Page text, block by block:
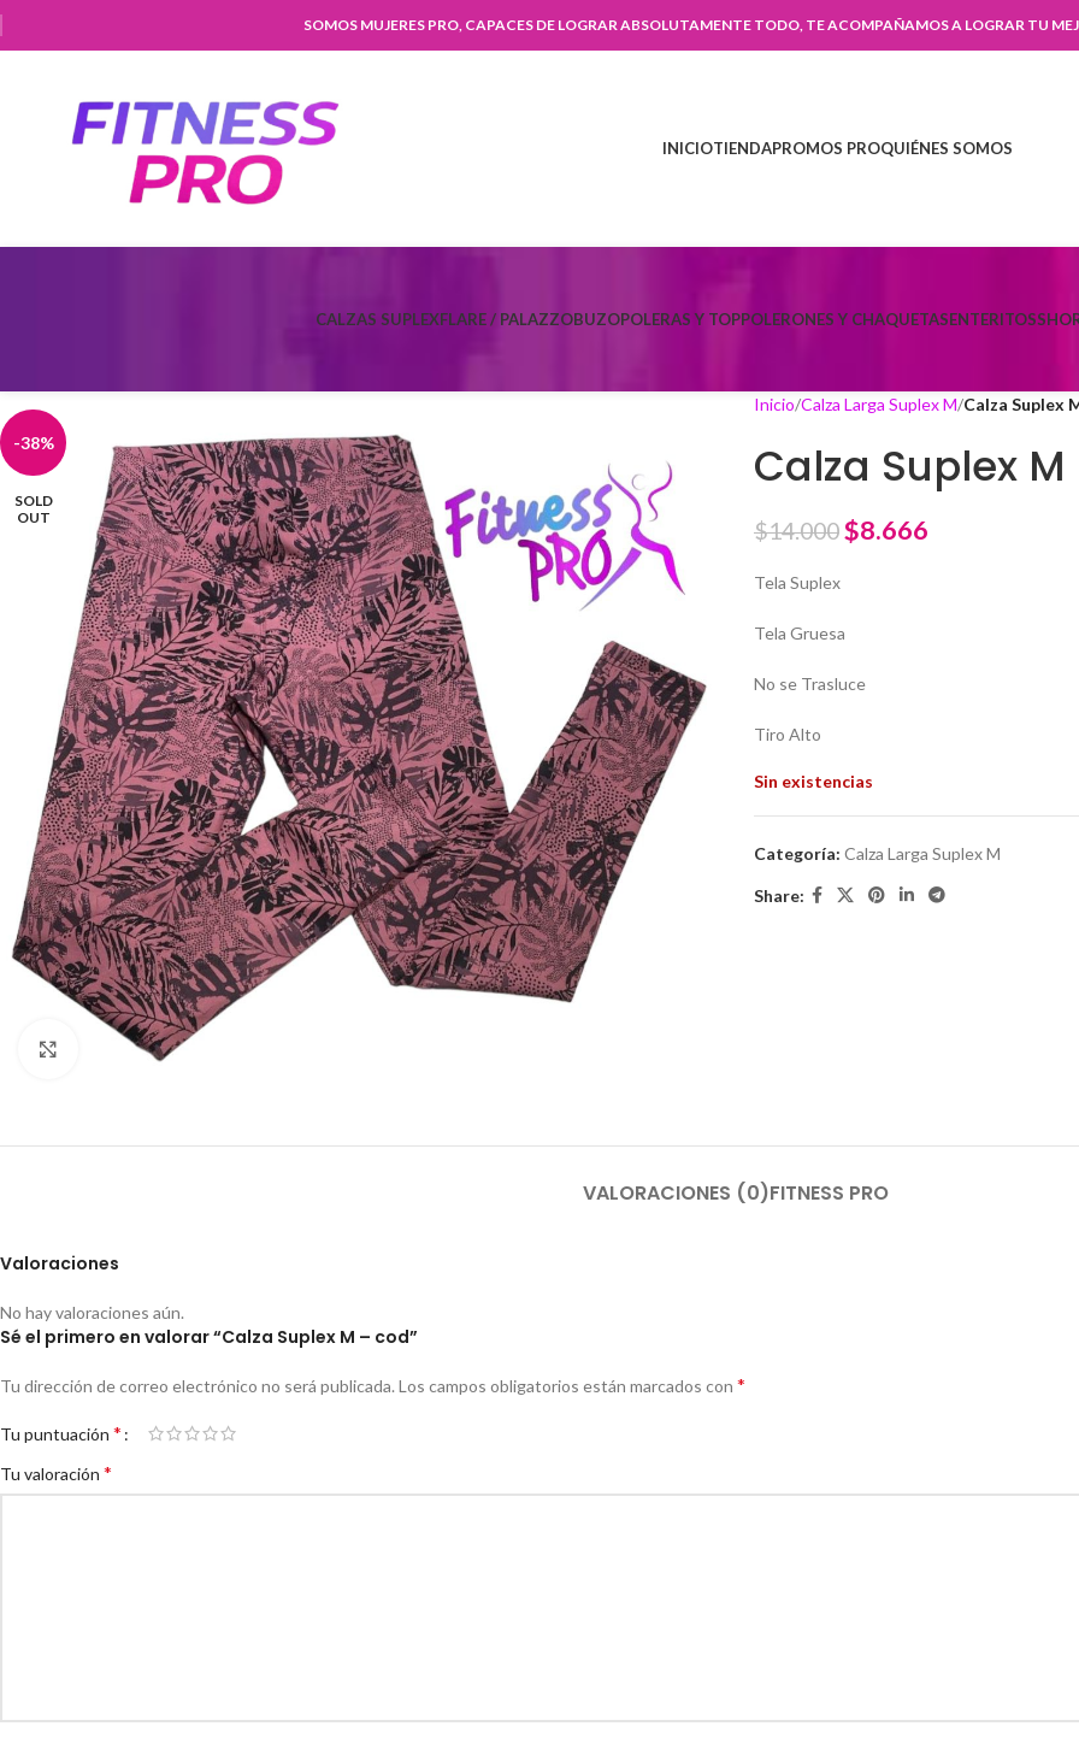
SOMOS MUJERES PRO, CAPACES DE LOGRAR ABSOLUTAMENTE TODO, TE ACOMPAÑAMOS A LOGRAR TU
INICIOTIENDAPROMOS PROQUIÉNES SOMOS
CALZAS SUPLEXFLARE / PALAZZOBUZOPOLERAS Y TOPPOLERONES Y CHAQUETASENTERITOS
-38%
SOLD
OUT
Click to enlarge
Inicio Calza Larga Suplex M Calza Suplex
Calza Suplex
$14.000$8.666
Tela Suplex
Tela Gruesa
No se Trasluce
Tiro Alto
Sin existencias
Categoría: Calza Larga Suplex M
Share:
VALORACIONES (0)FITNESS PRO
Valoraciones
No hay valoraciones aún.
Sé el primero en valorar “Calza Suplex M – cod”
Tu dirección de correo electrónico no será publicada. Los campos obligatorios están marcados con *
Tu puntuación *
Tu valoración *